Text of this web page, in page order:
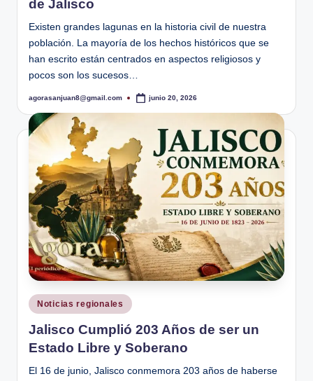
de Jalisco
Existen grandes lagunas en la historia civil de nuestra
población. La mayoría de los hechos históricos que se
han escrito están centrados en aspectos religiosos y
pocos son los sucesos…
Publicado
agorasanjuan8@gmail.com junio 20, 2026
Publicado
en
Noticias regionales
Jalisco Cumplió 203 Años de ser un
Estado Libre y Soberano
El 16 de junio, Jalisco conmemora 203 años de haberse